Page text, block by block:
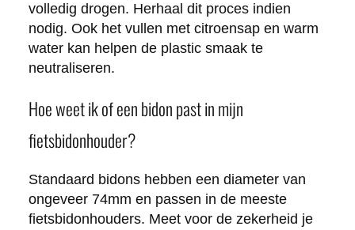
volledig drogen. Herhaal dit proces indien
nodig. Ook het vullen met citroensap en warm
water kan helpen de plastic smaak te
neutraliseren.
Hoe weet ik of een bidon past in mijn
fietsbidonhouder?
Standaard bidons hebben een diameter van
ongeveer 74mm en passen in de meeste
fietsbidonhouders. Meet voor de zekerheid je